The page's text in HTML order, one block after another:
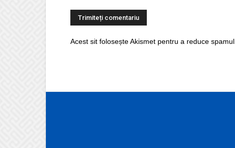
Acest sit folosește Akismet pentru a reduce spamul.